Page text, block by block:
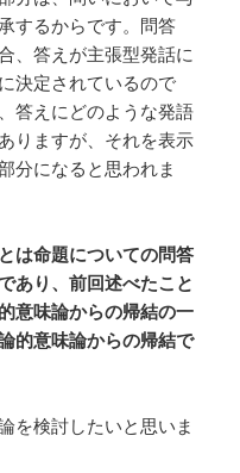
するからです。問答
、答えが主張型発話に
決定されているので
答えにどのような発語
りますが、それを表示
分になると思われま
は命題についての問答
あり、前回述べたこと
意味論からの帰結の一
的意味論からの帰結で
を検討したいと思いま